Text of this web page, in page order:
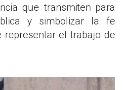
que transmiten para
y simbolizar la fe
representar el trabajo de